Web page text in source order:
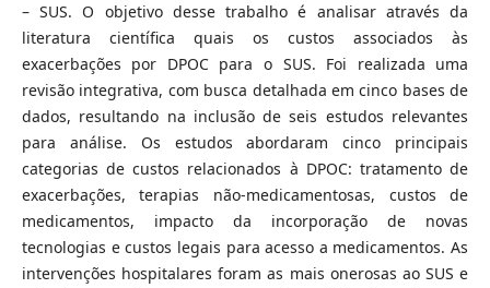
– SUS. O objetivo desse trabalho é analisar através da
literatura científica quais os custos associados às
exacerbações por DPOC para o SUS. Foi realizada uma
revisão integrativa, com busca detalhada em cinco bases de
dados, resultando na inclusão de seis estudos relevantes
para análise. Os estudos abordaram cinco principais
categorias de custos relacionados à DPOC: tratamento de
exacerbações, terapias não-medicamentosas, custos de
medicamentos, impacto da incorporação de novas
tecnologias e custos legais para acesso a medicamentos. As
intervenções hospitalares foram as mais onerosas ao SUS e